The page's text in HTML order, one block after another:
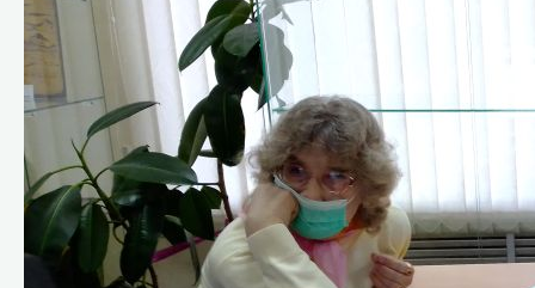
VIII Назаровский кинофорум
IX Назаровский кинофорум
X Назаровский кинофорум
XI Назаровский кинофорум
XII Назаровский кинофорум
XIII Назаровский кинофорум
XIV Назаровский кинофорум